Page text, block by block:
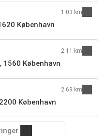
København
1.03 km
1560 København
2.11 km
København
2.69 km